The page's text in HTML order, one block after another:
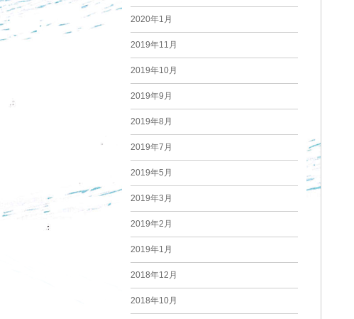
2020年1月
2019年11月
2019年10月
2019年9月
2019年8月
2019年7月
2019年5月
2019年3月
2019年2月
2019年1月
2018年12月
2018年10月